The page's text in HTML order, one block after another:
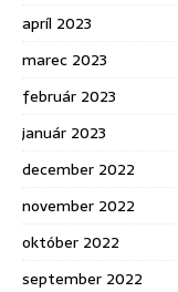
apríl 2023
marec 2023
február 2023
január 2023
december 2022
november 2022
október 2022
september 2022